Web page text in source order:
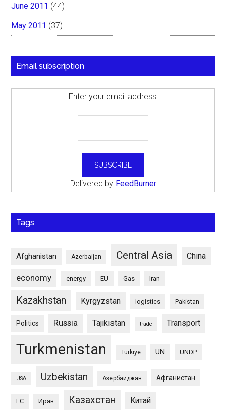
June 2011 (44)
May 2011 (37)
Email subscription
Enter your email address:
Delivered by FeedBurner
Tags
Afghanistan Azerbaijan Central Asia China
economy energy EU Gas Iran
Kazakhstan Kyrgyzstan logistics Pakistan
Politics Russia Tajikistan trade Transport
Turkmenistan Türkiye UN UNDP
USA Uzbekistan Азербайджан Афганистан
ЕС Иран Казахстан Китай